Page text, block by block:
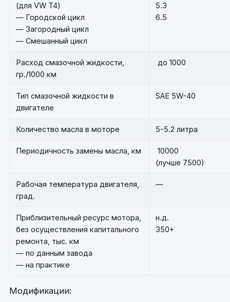
(для VW T4)
— Городской цикл
— Загородный цикл
— Смешанный цикл
5.3
6.5
Расход смазочной жидкости,
гр./1000 км
до 1000
Тип смазочной жидкости в
двигателе
SAE 5W-40
Количество масла в моторе 5-5.2 литра
Периодичность замены масла, км
10000
(лучше 7500)
Рабочая температура двигателя,
град.
—
Приблизительный ресурс мотора,
без осуществления капитального
ремонта, тыс. км
— по данным завода
— на практике
н.д.
350+
Модификации: